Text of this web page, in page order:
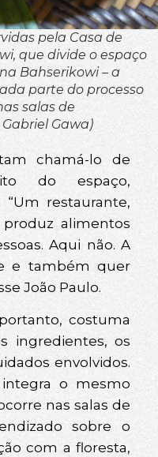
pela Casa de
que divide o espaço
Bahserikowi – a
parte do processo
salas de
Gawa)
chamá-lo de
do espaço,
“Um restaurante,
alimentos
Aqui não. A
e também quer
João Paulo.
costuma
ingredientes, os
envolvidos.
o mesmo
nas salas de
sobre o
com a floresta,